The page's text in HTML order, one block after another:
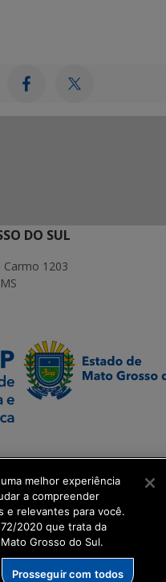
DO SUL
1203
melhor experiência
a compreender
e relevantes para você.
2020 que trata da
Grosso do Sul.
Prosseguir com todos